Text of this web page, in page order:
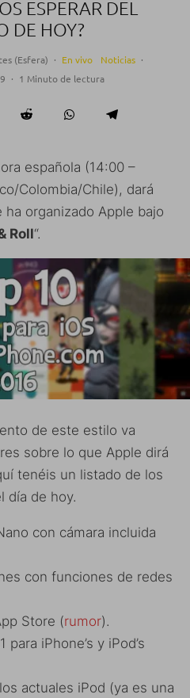
ESPERAR DEL
DE HOY?
(Esfera) · En vivo Noticias ·
· 1 Minuto de lectura
española (14:00 –
Colombia/Chile), dará
organizado Apple bajo
Roll“.
de este estilo va
sobre lo que Apple dirá
tenéis un listado de los
día de hoy.
con cámara incluida
con funciones de redes
Store (rumor).
iPhone’s y iPod’s
actuales iPod (ya es una